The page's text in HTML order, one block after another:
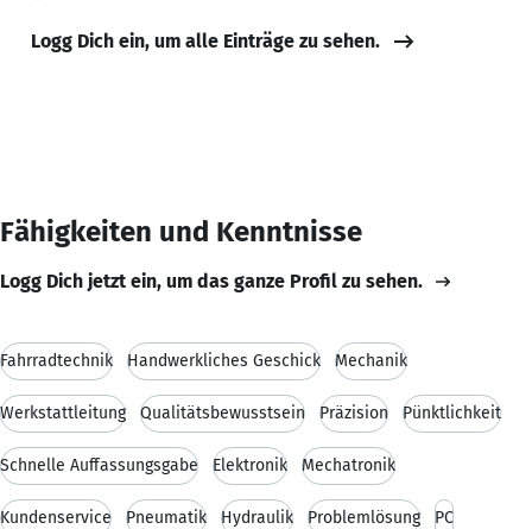
Logg Dich ein, um alle Einträge zu sehen.
Fähigkeiten und Kenntnisse
Logg Dich jetzt ein, um das ganze Profil zu sehen.
Fahrradtechnik Handwerkliches Geschick Mechanik
Werkstattleitung Qualitätsbewusstsein Präzision Pünktlichkeit
Schnelle Auffassungsgabe Elektronik Mechatronik
Kundenservice Pneumatik Hydraulik Problemlösung PC